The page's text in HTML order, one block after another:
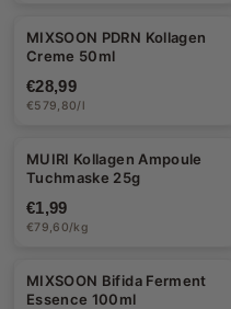
MIXSOON PDRN Kollagen
Creme 50ml
€28,99
€579,80/l
MUIRI Kollagen Ampoule
Tuchmaske 25g
€1,99
€79,60/kg
MIXSOON Bifida Ferment
Essence 100ml